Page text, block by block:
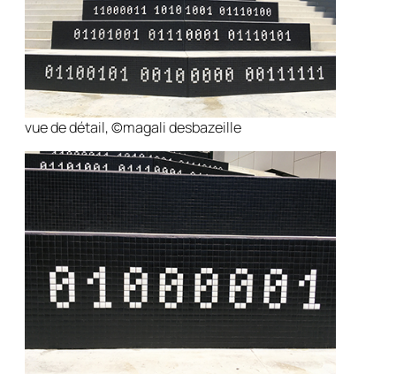
vue de détail, ©magali desbazeille